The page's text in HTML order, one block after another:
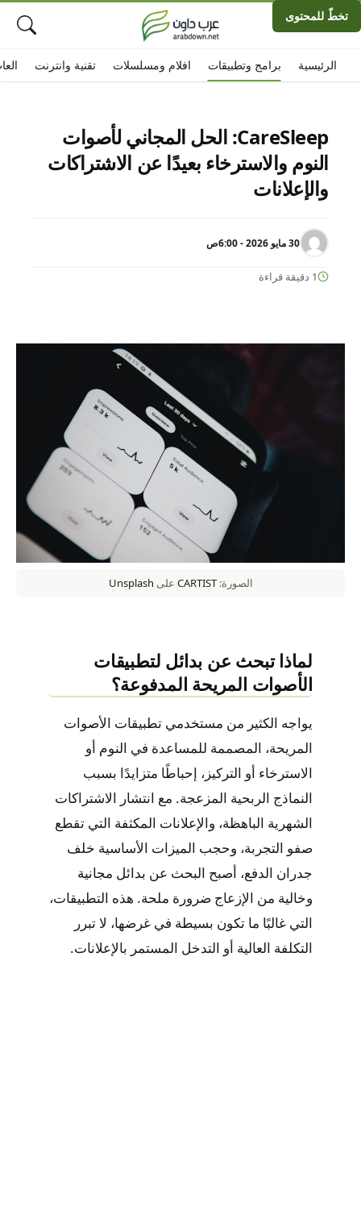
تخطّ للمحتوى
الرئيسية افلام ومسلسلات تقنية وانترنت برامج وتطبيقات
CareSleep: الحل المجاني لأصوات
النوم والاسترخاء بعيدًا عن الاشتراكات
والإعلانات
30 مايو 2026 - 6:00ص
1 دقيقة قراءة
الصورة:CARTIST على Unsplash
لماذا تبحث عن بدائل لتطبيقات
الأصوات المريحة المدفوعة؟
يواجه الكثير من مستخدمي تطبيقات الأصوات
المريحة، المصممة للمساعدة في النوم أو
الاسترخاء أو التركيز، إحباطًا متزايدًا بسبب
النماذج الربحية المزعجة. مع انتشار الاشتراكات
الشهرية الباهظة، والإعلانات المكثفة التي تقطع
صفو التجربة، وحجب الميزات الأساسية خلف
جدران الدفع، أصبح البحث عن بدائل مجانية
وخالية من الإزعاج ضرورة ملحة. هذه التطبيقات،
التي غالبًا ما تكون بسيطة في غرضها، لا تبرر
التكلفة العالية أو التدخل المستمر بالإعلانات.